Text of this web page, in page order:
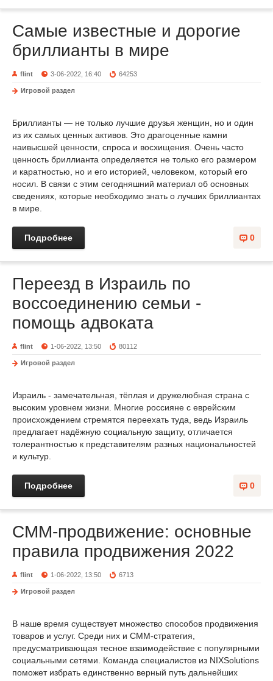
Самые известные и дорогие
бриллианты в мире
flint 3-06-2022, 16:40 64253
Игровой раздел
Бриллианты — не только лучшие друзья женщин, но и один
из их самых ценных активов. Это драгоценные камни
наивысшей ценности, спроса и восхищения. Очень часто
ценность бриллианта определяется не только его размером
и каратностью, но и его историей, человеком, который его
носил. В связи с этим сегодняшний материал об основных
сведениях, которые необходимо знать о лучших бриллиантах
в мире.
0
Подробнее
Переезд в Израиль по
воссоединению семьи -
помощь адвоката
flint 1-06-2022, 13:50 80112
Игровой раздел
Израиль - замечательная, тёплая и дружелюбная страна с
высоким уровнем жизни. Многие россияне с еврейским
происхождением стремятся переехать туда, ведь Израиль
предлагает надёжную социальную защиту, отличается
толерантностью к представителям разных национальностей
и культур.
0
Подробнее
CMM-продвижение: основные
правила продвижения 2022
flint 1-06-2022, 13:50 6713
Игровой раздел
В наше время существует множество способов продвижения
товаров и услуг. Среди них и CMM-стратегия,
предусматривающая тесное взаимодействие с популярными
социальными сетями. Команда специалистов из NIXSolutions
поможет избрать единственно верный путь дальнейших